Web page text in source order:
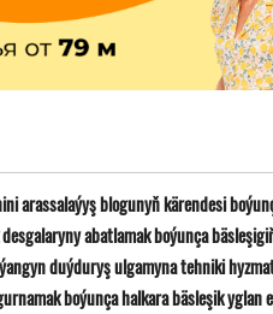
arassalaýyş blogunyň kärendesi
abatlamak boýunça
duýduryş ulgamyna tehniki
boýunça halkara bäsleşik yglan